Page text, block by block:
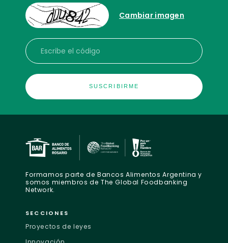
Cambiar imagen
Escribe el código
Formamos parte de Bancos Alimentos Argentina y
somos miembros de The Global Foodbanking
Network.
SECCIONES
Proyectos de leyes